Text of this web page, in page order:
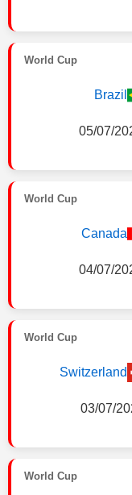
World Cup
Brazil
05/07/
World Cup
Canada
04/07/
World Cup
Switzerland
03/07/
World Cup